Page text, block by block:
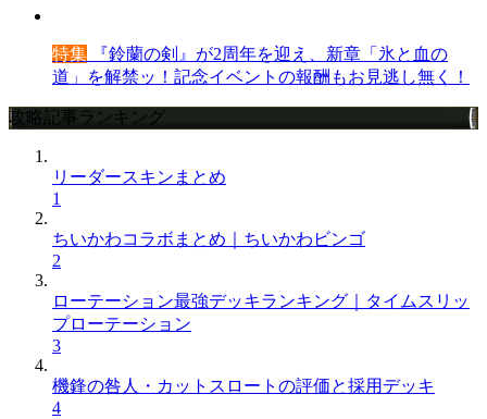
特集 『鈴蘭の剣』が2周年を迎え、新章「氷と血の
道」を解禁ッ！記念イベントの報酬もお見逃し無く！
攻略記事ランキング
リーダースキンまとめ
1
ちいかわコラボまとめ｜ちいかわビンゴ
2
ローテーション最強デッキランキング｜タイムスリッ
プローテーション
3
機鋒の咎人・カットスロートの評価と採用デッキ
4